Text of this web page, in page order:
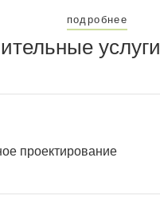
подробнее
услуги
проектирование